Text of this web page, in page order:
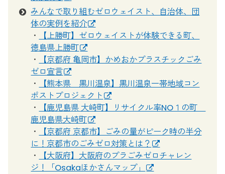
みんなで取り組むゼロウェイスト、自治体、団
体の実例を紹介
・
【上勝町】ゼロウェイストが体験できる町、
徳島県上勝町
・
【京都府 亀岡市】かめおかプラスチックごみ
ゼロ宣言
・
【熊本県 黒川温泉】黒川温泉一帯地域コン
ポストプロジェクト
・
【鹿児島県 大崎町】リサイクル率NO１の町
鹿児島県大崎町
・
【京都府 京都市】ごみの量がピーク時の半分
に！京都市のごみゼロ対策とは？
・
【大阪府】大阪府のプラごみゼロチャレン
ジ！「Osakaほかさんマップ」